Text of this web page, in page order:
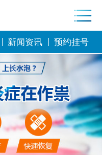
新闻资讯 预约挂号